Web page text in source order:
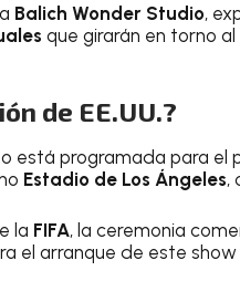
Balich Wonder Studio,
que girarán en torno
de EE.UU.?
está programada para el
Estadio de Los Ángeles,
la FIFA, la ceremonia
el arranque de este show